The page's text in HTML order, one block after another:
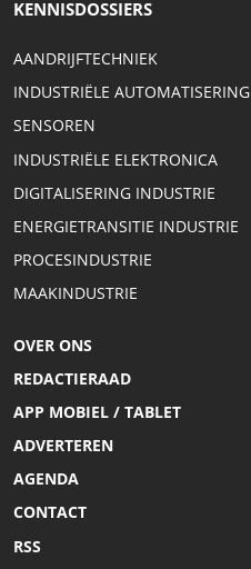
KENNISDOSSIERS
AANDRIJFTECHNIEK
INDUSTRIËLE AUTOMATISERING
SENSOREN
INDUSTRIËLE ELEKTRONICA
DIGITALISERING INDUSTRIE
ENERGIETRANSITIE INDUSTRIE
PROCESINDUSTRIE
MAAKINDUSTRIE
OVER ONS
REDACTIERAAD
APP MOBIEL / TABLET
ADVERTEREN
AGENDA
CONTACT
RSS